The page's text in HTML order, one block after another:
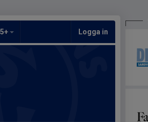
Logga in